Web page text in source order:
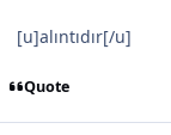
[u]alıntıdır[/u]
Quote